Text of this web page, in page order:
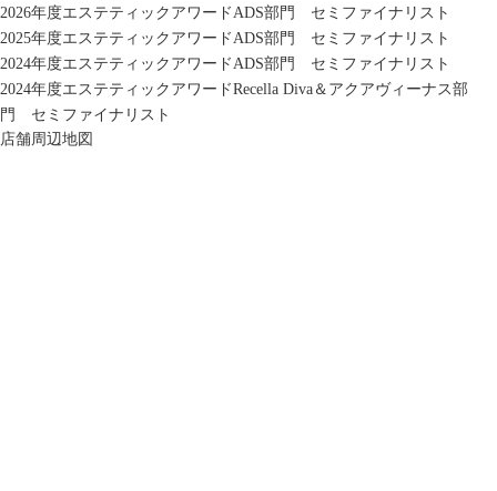
2026年度エステティックアワードADS部門 セミファイナリスト
2025年度エステティックアワードADS部門 セミファイナリスト
2024年度エステティックアワードADS部門 セミファイナリスト
2024年度エステティックアワードRecella Diva＆アクアヴィーナス部
門 セミファイナリスト
店舗周辺地図